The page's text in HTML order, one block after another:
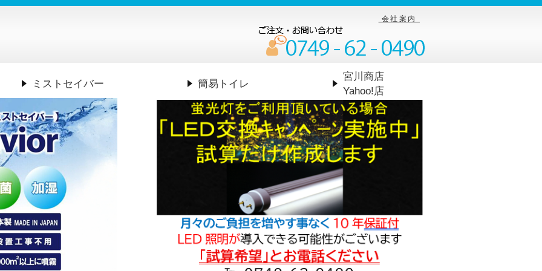
会社案内
ミストセイバー 簡易トイレ
宮川商店
Yahoo!店